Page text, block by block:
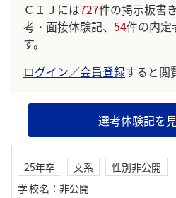
ＣＩＪには727件の掲示板書
考・面接体験記、 54件の内定
す。
ログイン／会員登録すると閲
選考体験記を
25年卒 文系
性別非公開
学校名 ： 非公開